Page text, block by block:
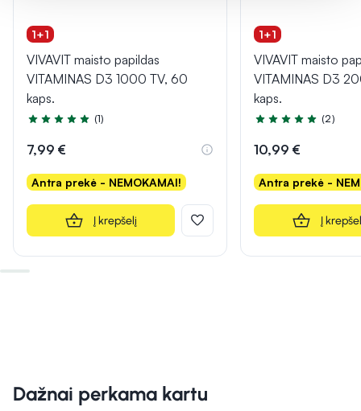
1+1
VIVAVIT maisto papildas
VITAMINAS D3 1000 TV, 60
kaps.
Įvertinimas 5.0 iš 5
(1)
7,99 €
Antra prekė - NEMOKAMAI!
Į krepšelį
1+1
VIVAVIT maisto
VITAMINAS D3
kaps.
Įvertinimas 5.0 iš 5
(2)
10,99 €
Antra prekė -
Į
Dažnai perkama kartu